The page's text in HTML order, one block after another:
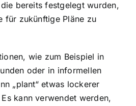
bereits festgelegt wurden,
für zukünftige Pläne zu
wie zum Beispiel in
oder in informellen
„plant“ etwas lockerer
kann verwendet werden,